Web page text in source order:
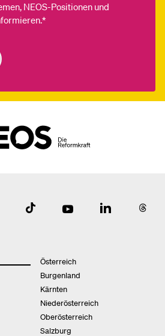
NEOS-Positionen und
Österreich
Burgenland
Kärnten
Niederösterreich
Oberösterreich
Salzburg